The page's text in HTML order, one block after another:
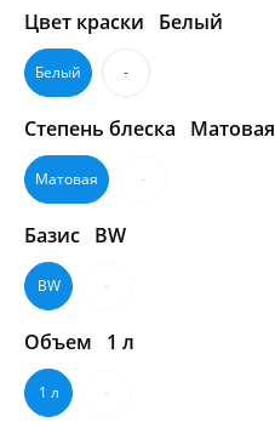
Цвет краски Белый
Белый -
Степень блеска Матовая
Матовая -
Базис BW
BW -
Объем 1 л
1 л -